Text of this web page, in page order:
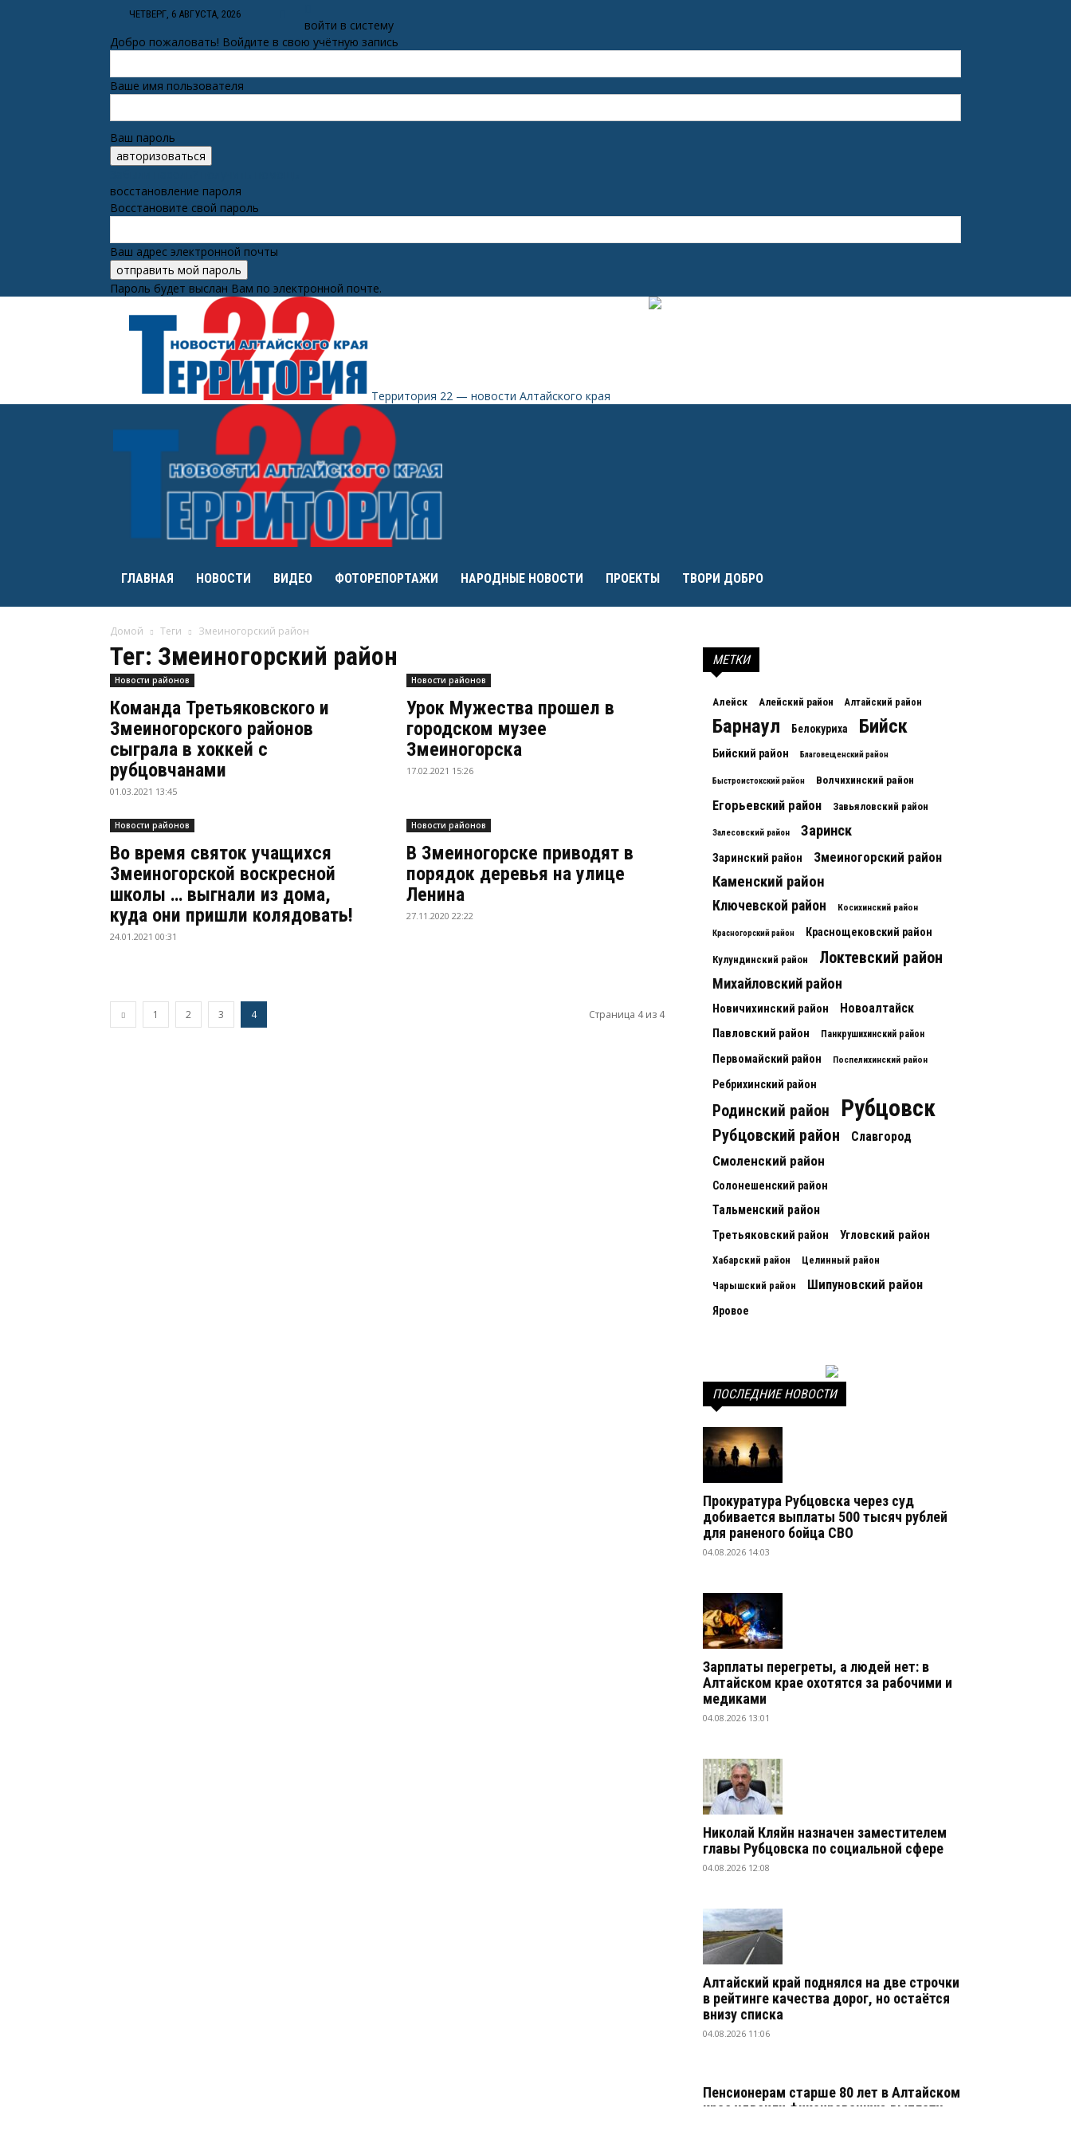
ЧЕТВЕРГ, 6 АВГУСТА, 2026
войти в систему
Добро пожаловать! Войдите в свою учётную запись
Ваше имя пользователя
Ваш пароль
восстановление пароля
Восстановите свой пароль
Ваш адрес электронной почты
Пароль будет выслан Вам по электронной почте.
Территория 22 — новости Алтайского края
ГЛАВНАЯ НОВОСТИ ВИДЕО ФОТОРЕПОРТАЖИ НАРОДНЫЕ НОВОСТИ ПРОЕКТЫ ТВОРИ ДОБРО
Домой Теги Змеиногорский район
Тег: Змеиногорский район
Новости районов
Команда Третьяковского и
Змеиногорского районов
сыграла в хоккей с
рубцовчанами
01.03.2021 13:45
Новости районов
Урок Мужества прошел в
городском музее
Змеиногорска
17.02.2021 15:26
Новости районов
Во время святок учащихся
Змеиногорской воскресной
школы … выгнали из дома,
куда они пришли колядовать!
24.01.2021 00:31
Новости районов
В Змеиногорске приводят в
порядок деревья на улице
Ленина
27.11.2020 22:22
1 2 3 4 Страница 4 из 4
МЕТКИ
Алейск Алейский район Алтайский район
Барнаул Белокуриха Бийск
Бийский район Благовещенский район
Быстроистокский район Волчихинский район
Егорьевский район Завьяловский район
Залесовский район Заринск
Заринский район Змеиногорский район
Каменский район
Ключевской район Косихинский район
Красногорский район Краснощековский район
Кулундинский район Локтевский район
Михайловский район
Новичихинский район Новоалтайск
Павловский район Панкрушихинский район
Первомайский район Поспелихинский район
Ребрихинский район
Родинский район Рубцовск
Рубцовский район Славгород
Смоленский район
Солонешенский район
Тальменский район
Третьяковский район Угловский район
Хабарский район Целинный район
Чарышский район Шипуновский район
Яровое
ПОСЛЕДНИЕ НОВОСТИ
Прокуратура Рубцовска через суд
добивается выплаты 500 тысяч рублей
для раненого бойца СВО
04.08.2026 14:03
Зарплаты перегреты, а людей нет: в
Алтайском крае охотятся за рабочими и
медиками
04.08.2026 13:01
Николай Кляйн назначен заместителем
главы Рубцовска по социальной сфере
04.08.2026 12:08
Алтайский край поднялся на две строчки
в рейтинге качества дорог, но остаётся
внизу списка
04.08.2026 11:06
Пенсионерам старше 80 лет в Алтайском
крае удвоили фиксированную выплату